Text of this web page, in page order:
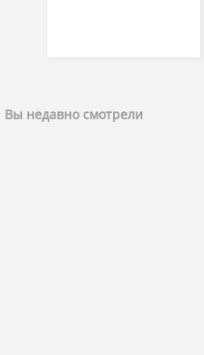
Вы недавно смотрели